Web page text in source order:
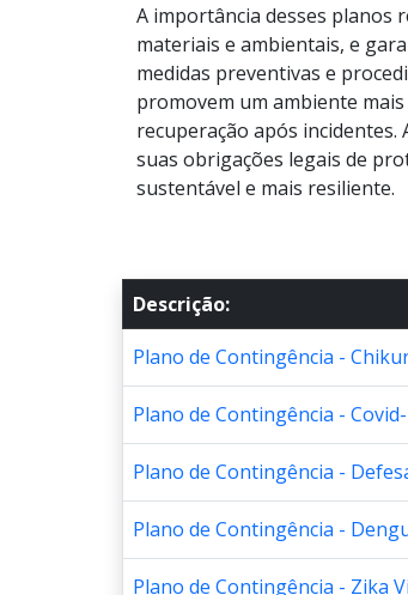
A importância desses planos
materiais e ambientais, e
medidas preventivas e
promovem um ambiente
recuperação após
suas obrigações legais de
sustentável e mais resiliente.
Descrição:
Plano de Contingência -
Plano de Contingência -
Plano de Contingência -
Plano de Contingência -
Plano de Contingência - Zika